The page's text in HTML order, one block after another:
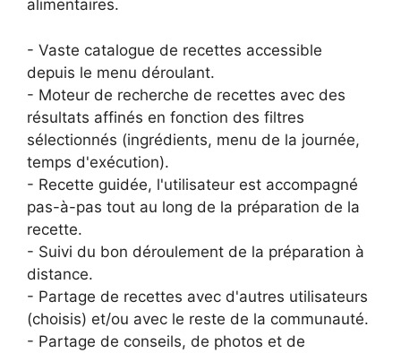
alimentaires.
- Vaste catalogue de recettes accessible
depuis le menu déroulant.
- Moteur de recherche de recettes avec des
résultats affinés en fonction des filtres
sélectionnés (ingrédients, menu de la journée,
temps d'exécution).
- Recette guidée, l'utilisateur est accompagné
pas-à-pas tout au long de la préparation de la
recette.
- Suivi du bon déroulement de la préparation à
distance.
- Partage de recettes avec d'autres utilisateurs
(choisis) et/ou avec le reste de la communauté.
- Partage de conseils, de photos et de